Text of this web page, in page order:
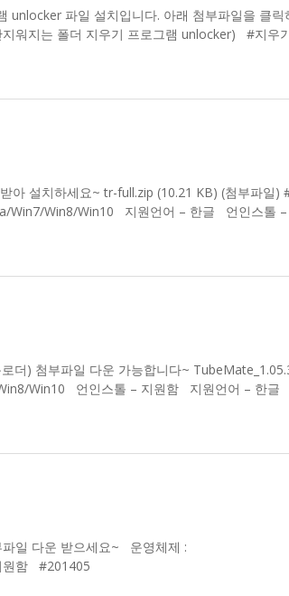
unlocker 파일 설치입니다. 아래 첨부파일을 클릭
워지는 폴더 지우기 프로그램 unlocker) #지우
아 설치하세요~ tr-full.zip (10.21 KB) (첨부파일)
Win7/Win8/Win10 지원언어 – 한글 언인스톨 –
더) 첨부파일 다운 가능합니다~
Win10 언인스톨 – 지원함 지원언어 – 한글
일 다운 받으세요~ 운영체제 :
원함 #201405